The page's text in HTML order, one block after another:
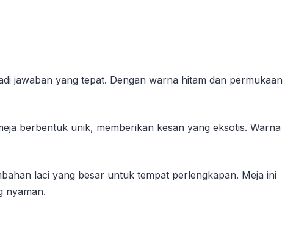
jawaban yang tepat. Dengan warna hitam dan permukaan
berbentuk unik, memberikan kesan yang eksotis. Warna
laci yang besar untuk tempat perlengkapan. Meja ini
nyaman.